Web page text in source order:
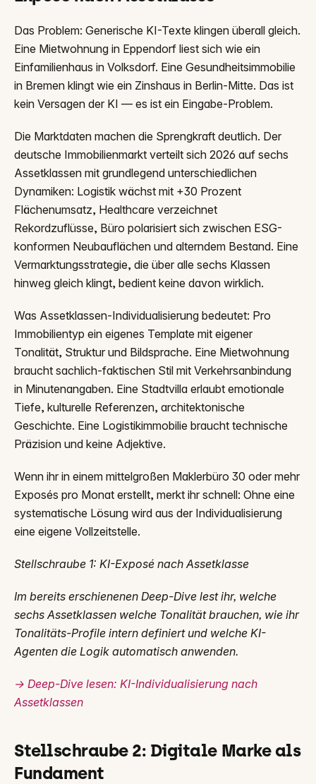
Das Problem: Generische KI-Texte klingen überall gleich.
Eine Mietwohnung in Eppendorf liest sich wie ein
Einfamilienhaus in Volksdorf. Eine Gesundheitsimmobilie
in Bremen klingt wie ein Zinshaus in Berlin-Mitte. Das ist
kein Versagen der KI — es ist ein Eingabe-Problem.
Die Marktdaten machen die Sprengkraft deutlich. Der
deutsche Immobilienmarkt verteilt sich 2026 auf sechs
Assetklassen mit grundlegend unterschiedlichen
Dynamiken: Logistik wächst mit +30 Prozent
Flächenumsatz, Healthcare verzeichnet
Rekordzuflüsse, Büro polarisiert sich zwischen ESG-
konformen Neubauflächen und alterndem Bestand. Eine
Vermarktungsstrategie, die über alle sechs Klassen
hinweg gleich klingt, bedient keine davon wirklich.
Was Assetklassen-Individualisierung bedeutet: Pro
Immobilientyp ein eigenes Template mit eigener
Tonalität, Struktur und Bildsprache. Eine Mietwohnung
braucht sachlich-faktischen Stil mit Verkehrsanbindung
in Minutenangaben. Eine Stadtvilla erlaubt emotionale
Tiefe, kulturelle Referenzen, architektonische
Geschichte. Eine Logistikimmobilie braucht technische
Präzision und keine Adjektive.
Wenn ihr in einem mittelgroßen Maklerbüro 30 oder mehr
Exposés pro Monat erstellt, merkt ihr schnell: Ohne eine
systematische Lösung wird aus der Individualisierung
eine eigene Vollzeitstelle.
Stellschraube 1: KI-Exposé nach Assetklasse
Im bereits erschienenen Deep-Dive lest ihr, welche
sechs Assetklassen welche Tonalität brauchen, wie ihr
Tonalitäts-Profile intern definiert und welche KI-
Agenten die Logik automatisch anwenden.
→ Deep-Dive lesen: KI-Individualisierung nach
Assetklassen
Stellschraube 2: Digitale Marke als
Fundament